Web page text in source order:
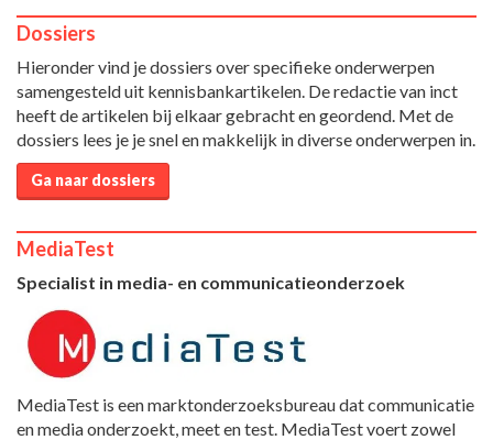
Dossiers
Hieronder vind je dossiers over specifieke onderwerpen
samengesteld uit kennisbankartikelen. De redactie van inct
heeft de artikelen bij elkaar gebracht en geordend. Met de
dossiers lees je je snel en makkelijk in diverse onderwerpen in.
Ga naar dossiers
MediaTest
Specialist in media- en communicatieonderzoek
MediaTest is een marktonderzoeksbureau dat communicatie
en media onderzoekt, meet en test. MediaTest voert zowel